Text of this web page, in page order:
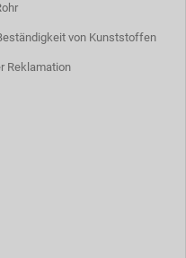
von Kunststoffen
Reklamation